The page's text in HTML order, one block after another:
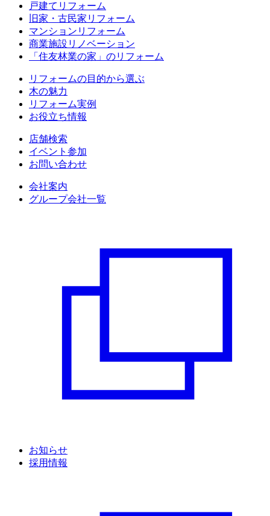
戸建てリフォーム
旧家・古民家リフォーム
マンションリフォーム
商業施設リノベーション
「住友林業の家」のリフォーム
リフォームの目的から選ぶ
木の魅力
リフォーム実例
お役立ち情報
店舗検索
イベント参加
お問い合わせ
会社案内
グループ会社一覧
お知らせ
採用情報